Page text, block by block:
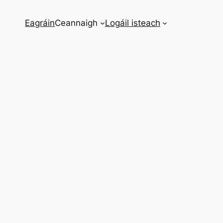
EagráinCeannaigh Logáil isteach